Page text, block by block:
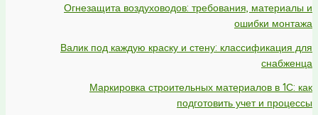
Огнезащита воздуховодов: требования, материалы и
ошибки монтажа
Валик под каждую краску и стену: классификация для
снабженца
Маркировка строительных материалов в 1С: как
подготовить учет и процессы